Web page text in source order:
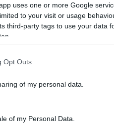
uses one or more Google
to your visit or usage
third-party tags to use your data
Opt Outs
of my personal data.
of my Personal Data.